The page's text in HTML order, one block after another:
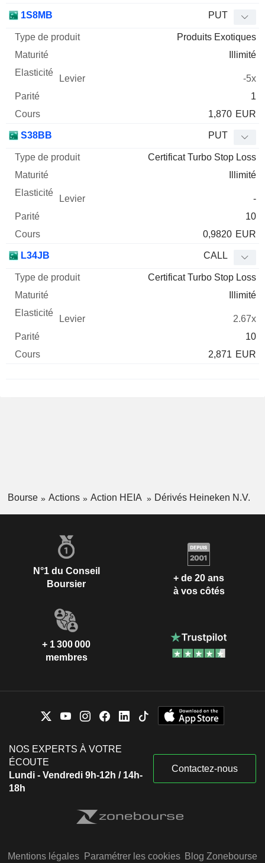
1S8MB PUT
Produits Exotiques
Illimité
-5x
1
1,870 EUR
S38BB PUT
Certificat Turbo Stop Loss
Illimité
-
10
0,9820 EUR
L34JB CALL
Certificat Turbo Stop Loss
Illimité
2.67x
10
2,871 EUR
Bourse Actions Action HEIA Dérivés Heineken N.V.
N°1 du Conseil
Boursier
+ de 20 ans
à vos côtés
+ 1 300 000
membres
NOS EXPERTS À VOTRE
ÉCOUTE
Lundi - Vendredi 9h-12h / 14h-
18h
Contactez-nous
Mentions légales Paramétrer les cookies Blog Zonebourse